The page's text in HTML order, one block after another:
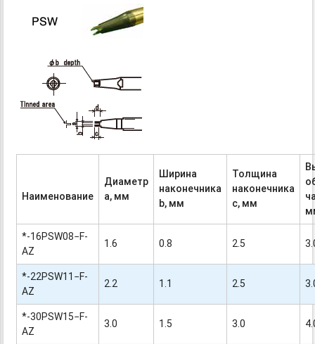
Наименование
Диаметр
а, мм
Ширина
наконечника
b, мм
Толщина
наконечника
с, мм
*-16PSW08−F-
AZ
1.6 0.8 2.5
*-22PSW11−F-
AZ
2.2 1.1 2.5
*-30PSW15−F-
AZ
3.0 1.5 3.0